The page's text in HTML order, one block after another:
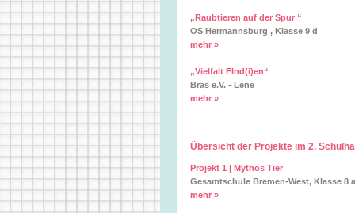
„Raubtieren auf der Spur “
OS Hermannsburg , Klasse 9 d
mehr »
„Vielfalt FInd(i)en“
Bras e.V. - Lene
mehr »
Übersicht der Projekte im 2.
Projekt 1 | Mythos Tier
Gesamtschule Bremen-West, Klasse 8 a
mehr »